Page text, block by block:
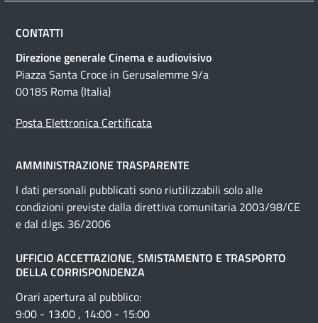
CONTATTI
Direzione generale Cinema e audiovisivo
Piazza Santa Croce in Gerusalemme 9/a
00185 Roma (Italia)
Posta Elettronica Certificata
AMMINISTRAZIONE TRASPARENTE
I dati personali pubblicati sono riutilizzabili solo alle
condizioni previste dalla direttiva comunitaria 2003/98/CE
e dal d.lgs. 36/2006
UFFICIO ACCETTAZIONE, SMISTAMENTO E TRASPORTO
DELLA CORRISPONDENZA
Orari apertura al pubblico:
9:00 - 13:00 , 14:00 - 15:00